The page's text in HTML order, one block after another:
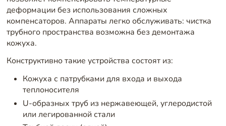
деформации без использования сложных
компенсаторов. Аппараты легко обслуживать: чистка
трубного пространства возможна без демонтажа
кожуха.
Конструктивно такие устройства состоят из:
Кожуха с патрубками для входа и выхода
теплоносителя
U-образных труб из нержавеющей, углеродистой
или легированной стали